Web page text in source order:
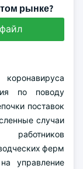
рынке?
по поводу
поставок
случаи
ферм
управление